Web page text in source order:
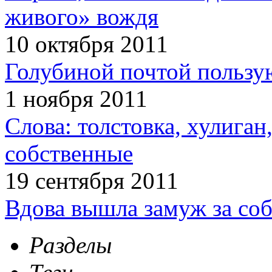
живого» вождя
10 октября 2011
Голубиной почтой
1 ноября 2011
Слова: толстовка,
собственные
19 сентября 2011
Вдова вышла замуж за
Разделы